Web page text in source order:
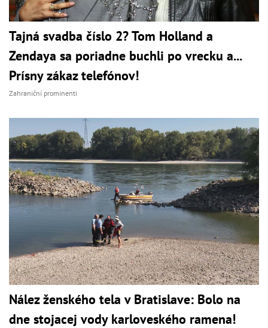
Tajná svadba číslo 2? Tom Holland a
Zendaya sa poriadne buchli po vrecku a...
Prísny zákaz telefónov!
Zahraniční prominenti
Nález ženského tela v Bratislave: Bolo na
dne stojacej vody karloveského ramena!